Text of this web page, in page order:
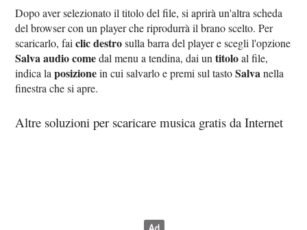
Dopo aver selezionato il titolo del file, si aprirà un'altra scheda
del browser con un player che riprodurrà il brano scelto. Per
scaricarlo, faiclic destrosulla barra del player e scegli l'opzione
Salva audio comedal menu a tendina, dai untitoloal file,
indica laposizionein cui salvarlo e premi sul tastoSalvanella
finestra che si apre.
Altre soluzioni per scaricare musica gratis da Internet